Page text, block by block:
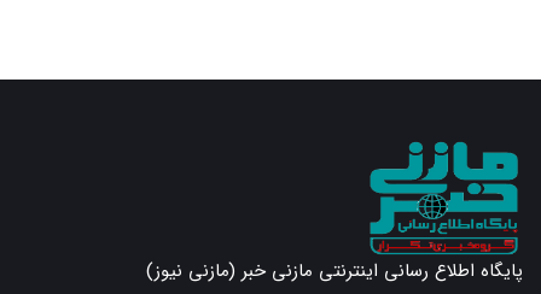
پایگاه اطلاع رسانی اینترنتی مازنی خبر (مازنی نیوز)